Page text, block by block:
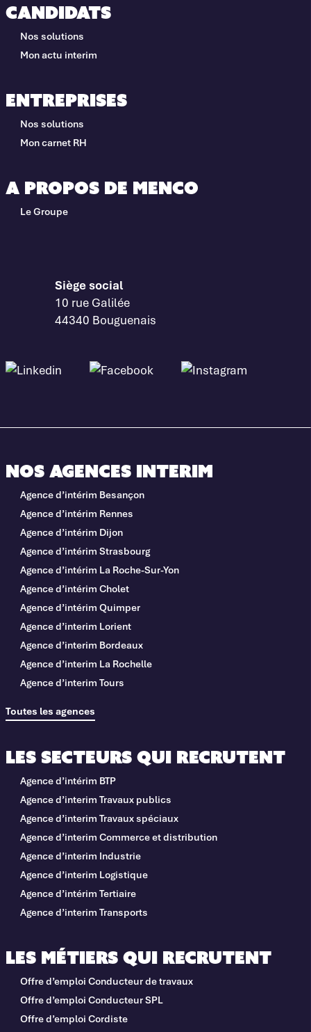
Candidats
Nos solutions
Mon actu interim
Entreprises
Nos solutions
Mon carnet RH
A propos de Menco
Le Groupe
Siège social
10 rue Galilée
44340 Bouguenais
Nos agences interim
Agence d’intérim Besançon
Agence d’intérim Rennes
Agence d’intérim Dijon
Agence d’intérim Strasbourg
Agence d’intérim La Roche-Sur-Yon
Agence d’intérim Cholet
Agence d’intérim Quimper
Agence d’interim Lorient
Agence d’interim Bordeaux
Agence d’interim La Rochelle
Agence d’interim Tours
Toutes les agences
Les métiers qui recrutent
Offre d’emploi Conducteur de travaux
Offre d’emploi Conducteur SPL
Offre d’emploi Cordiste
Les secteurs qui recrutent
Agence d’intérim BTP
Agence d’interim Travaux publics
Agence d’interim Travaux spéciaux
Agence d’interim Commerce et distribution
Agence d’interim Industrie
Agence d’interim Logistique
Agence d’intérim Tertiaire
Agence d’interim Transports